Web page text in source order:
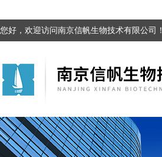
您好，欢迎访问南京信帆生物技术有限公司！